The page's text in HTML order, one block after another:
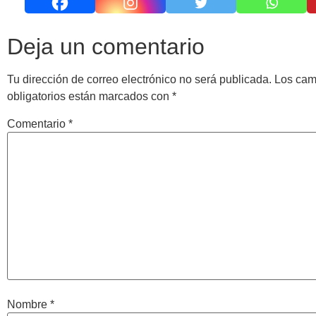
Deja un comentario
Tu dirección de correo electrónico no será publicada. Los
obligatorios están marcados con *
Comentario *
Nombre *